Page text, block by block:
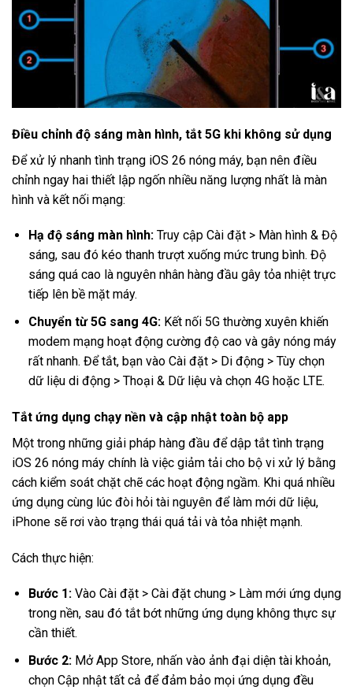
Điều chỉnh độ sáng màn hình, tắt 5G khi không sử dụng
Để xử lý nhanh tình trạng iOS 26 nóng máy, bạn nên điều
chỉnh ngay hai thiết lập ngốn nhiều năng lượng nhất là màn
hình và kết nối mạng:
Hạ độ sáng màn hình:Truy cập Cài đặt > Màn hình & Độ
sáng, sau đó kéo thanh trượt xuống mức trung bình. Độ
sáng quá cao là nguyên nhân hàng đầu gây tỏa nhiệt trực
tiếp lên bề mặt máy.
Chuyển từ 5G sang 4G: Kết nối 5G thường xuyên khiến
modem mạng hoạt động cường độ cao và gây nóng máy
rất nhanh. Để tắt, bạn vào Cài đặt > Di động > Tùy chọn
dữ liệu di động > Thoại & Dữ liệu và chọn 4G hoặc LTE.
Tắt ứng dụng chạy nền và cập nhật toàn bộ app
Một trong những giải pháp hàng đầu để dập tắt tình trạng
iOS 26 nóng máy chính là việc giảm tải cho bộ vi xử lý bằng
cách kiểm soát chặt chẽ các hoạt động ngầm. Khi quá nhiều
ứng dụng cùng lúc đòi hỏi tài nguyên để làm mới dữ liệu,
iPhone sẽ rơi vào trạng thái quá tải và tỏa nhiệt mạnh.
Cách thực hiện:
Bước 1:Vào Cài đặt > Cài đặt chung > Làm mới ứng dụng
trong nền, sau đó tắt bớt những ứng dụng không thực sự
cần thiết.
Bước 2:Mở App Store, nhấn vào ảnh đại diện tài khoản,
chọn Cập nhật tất cả để đảm bảo mọi ứng dụng đều